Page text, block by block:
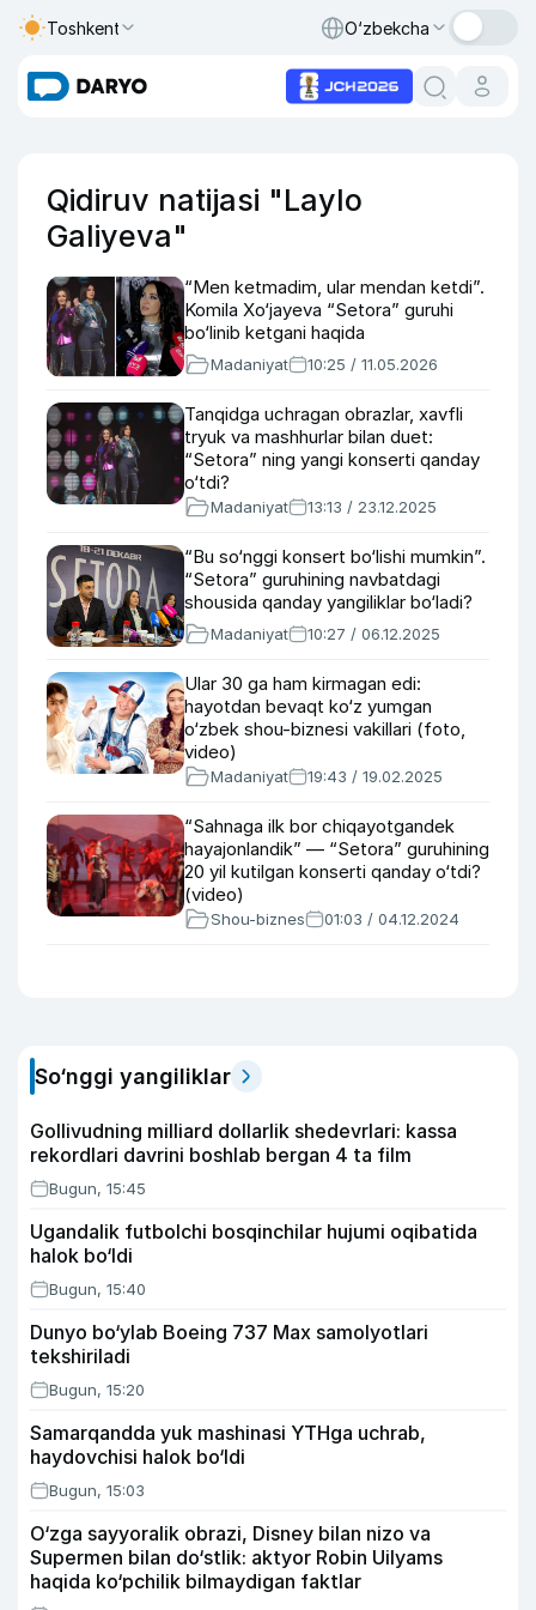
Toshkent O‘zbekcha
Qidiruv natijasi "Laylo
Galiyeva"
“Men ketmadim, ular mendan ketdi”.
Komila Xo‘jayeva “Setora” guruhi
bo‘linib ketgani haqida
Madaniyat 10:25 / 11.05.2026
Tanqidga uchragan obrazlar, xavfli
tryuk va mashhurlar bilan duet:
“Setora” ning yangi konserti qanday
o‘tdi?
Madaniyat 13:13 / 23.12.2025
“Bu so‘nggi konsert bo‘lishi mumkin”.
“Setora” guruhining navbatdagi
shousida qanday yangiliklar bo‘ladi?
Madaniyat 10:27 / 06.12.2025
Ular 30 ga ham kirmagan edi:
hayotdan bevaqt ko‘z yumgan
o‘zbek shou-biznesi vakillari (foto,
video)
Madaniyat 19:43 / 19.02.2025
“Sahnaga ilk bor chiqayotgandek
hayajonlandik” — “Setora” guruhining
20 yil kutilgan konserti qanday o‘tdi?
(video)
Shou-biznes 01:03 / 04.12.2024
So‘nggi yangiliklar
Gollivudning milliard dollarlik shedevrlari: kassa
rekordlari davrini boshlab bergan 4 ta film
Bugun, 15:45
Ugandalik futbolchi bosqinchilar hujumi oqibatida
halok bo‘ldi
Bugun, 15:40
Dunyo bo‘ylab Boeing 737 Max samolyotlari
tekshiriladi
Bugun, 15:20
Samarqandda yuk mashinasi YTHga uchrab,
haydovchisi halok bo‘ldi
Bugun, 15:03
O‘zga sayyoralik obrazi, Disney bilan nizo va
Supermen bilan do‘stlik: aktyor Robin Uilyams
haqida ko‘pchilik bilmaydigan faktlar